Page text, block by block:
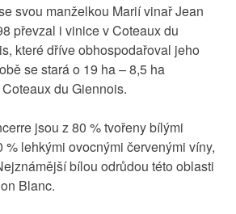
svou manželkou Marií vinař Jean
převzal i vinice v Coteaux du
které dříve obhospodařoval jeho
se stará o 19 ha – 8,5 ha
du Giennois.
jsou z 80 % tvořeny bílými
% lehkými ovocnými červenými víny,
bílou odrůdou této oblasti
Blanc.